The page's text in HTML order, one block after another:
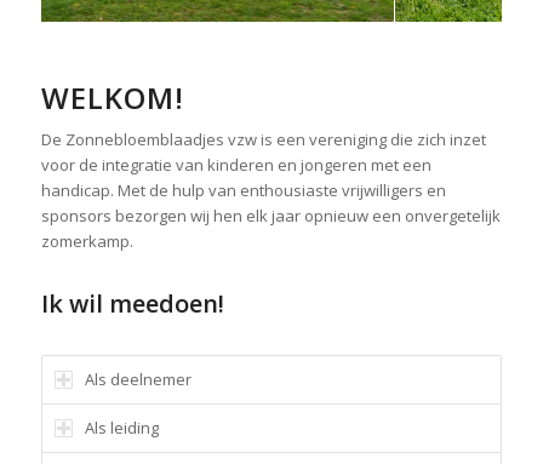
WELKOM!
De Zonnebloemblaadjes vzw is een vereniging die zich inzet
voor de integratie van kinderen en jongeren met een
handicap. Met de hulp van enthousiaste vrijwilligers en
sponsors bezorgen wij hen elk jaar opnieuw een onvergetelijk
zomerkamp.
Ik wil meedoen!
Als deelnemer
Als leiding